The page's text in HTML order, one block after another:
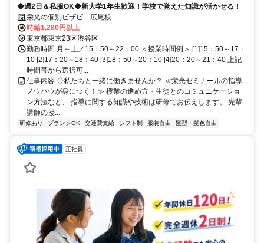
◆週2日＆私服OK◆新大学1年生歓迎！学校で覚えた知識が活かせる！
栄光の個別ビザビ 広尾校
時給1,280円以上
東京都東京23区渋谷区
勤務時間 月～土／15：50～22：00 ＜授業時間例＞ [1]15：50～17：
10 [2]17：20～18：40 [3]18：50～20：10 [4]20：20～21：40 上記
時間帯から選択可...
仕事内容 ◇私たちと一緒に働きませんか？ ≪栄光ゼミナールの指導
ノウハウが身につく！≫ 授業の進め方・生徒とのコミュニケーショ
ン方法など、 指導に関する知識や技術は研修でお伝えします。 先輩
講師の授...
研修あり ブランクOK 交通費支給 シフト制 服装自由 髪型・髪色自由
正社員